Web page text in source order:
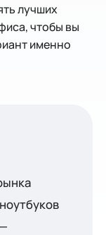
лучших
чтобы вы
именно